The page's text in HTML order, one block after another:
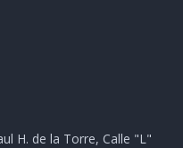
H. de la Torre, Calle "L"